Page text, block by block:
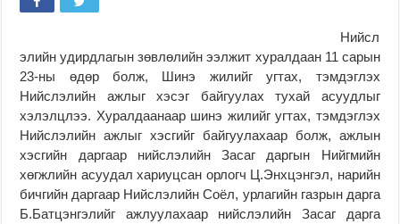
Нийсл
элийн удирдлагын зөвлөлийн ээлжит хуралдаан 11 сарын
23-ны өдөр болж, Шинэ жилийг угтах, тэмдэглэх
Нийслэлийн ажлыг хэсэг байгуулах тухай асуудлыг
хэлэлцлээ. Хуралдаанаар шинэ жилийг угтах, тэмдэглэх
Нийслэлийн ажлыг хэсгийг байгуулахаар болж, ажлын
хэсгийн даргаар нийслэлийн Засаг даргын Нийгмийн
хөгжлийн асуудал хариуцсан орлогч Ц.Энхцэнгэл, нарийн
бичгийн даргаар Нийслэлийн Соёл, урлагийн газрын дарга
Б.Батцэнгэлийг ажлуулахаар нийслэлийн Засаг дарга